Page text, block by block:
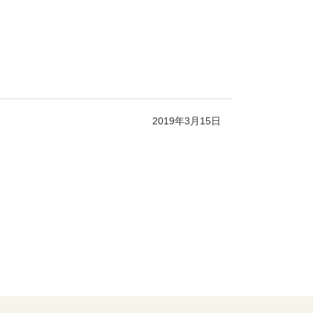
2019年3月15日